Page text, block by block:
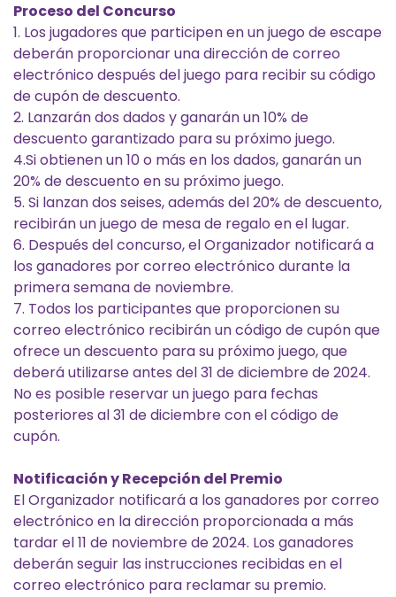
Proceso del Concurso
1. Los jugadores que participen en un juego de escape
deberán proporcionar una dirección de correo
electrónico después del juego para recibir su código
de cupón de descuento.
2. Lanzarán dos dados y ganarán un 10% de
descuento garantizado para su próximo juego.
4.Si obtienen un 10 o más en los dados, ganarán un
20% de descuento en su próximo juego.
5. Si lanzan dos seises, además del 20% de descuento,
recibirán un juego de mesa de regalo en el lugar.
6. Después del concurso, el Organizador notificará a
los ganadores por correo electrónico durante la
primera semana de noviembre.
7. Todos los participantes que proporcionen su
correo electrónico recibirán un código de cupón que
ofrece un descuento para su próximo juego, que
deberá utilizarse antes del 31 de diciembre de 2024.
No es posible reservar un juego para fechas
posteriores al 31 de diciembre con el código de
cupón.
Notificación y Recepción del Premio
El Organizador notificará a los ganadores por correo
electrónico en la dirección proporcionada a más
tardar el 11 de noviembre de 2024. Los ganadores
deberán seguir las instrucciones recibidas en el
correo electrónico para reclamar su premio.